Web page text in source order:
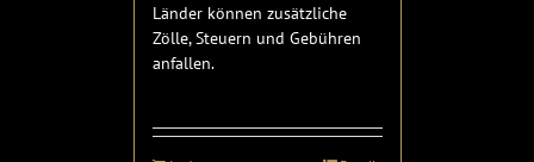
Länder können zusätzliche
Zölle, Steuern und Gebühren
anfallen.